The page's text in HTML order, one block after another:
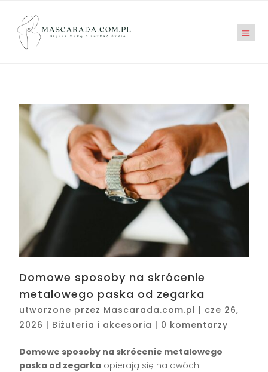
Domowe sposoby na skrócenie
metalowego paska od zegarka
utworzone przez Mascarada.com.pl | cze 26,
2026 | Biżuteria i akcesoria | 0 komentarzy
Domowe sposoby na skrócenie metalowego
paska od zegarka opierają się na dwóch